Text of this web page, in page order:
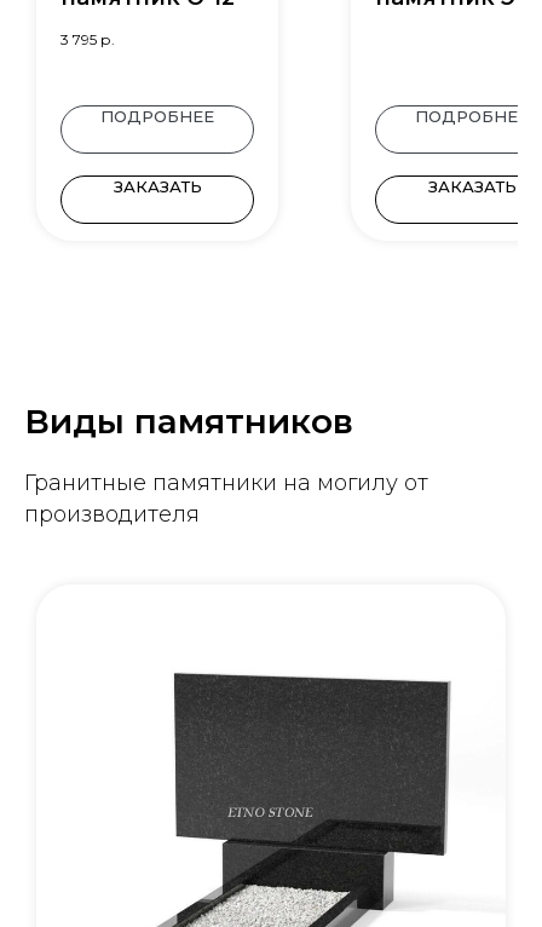
3 795 р.
ПОДРОБНЕЕ
ЗАКАЗАТЬ
ПОДРОБНЕЕ
ЗАКАЗАТЬ
Виды памятников
Гранитные памятники на могилу от
производителя